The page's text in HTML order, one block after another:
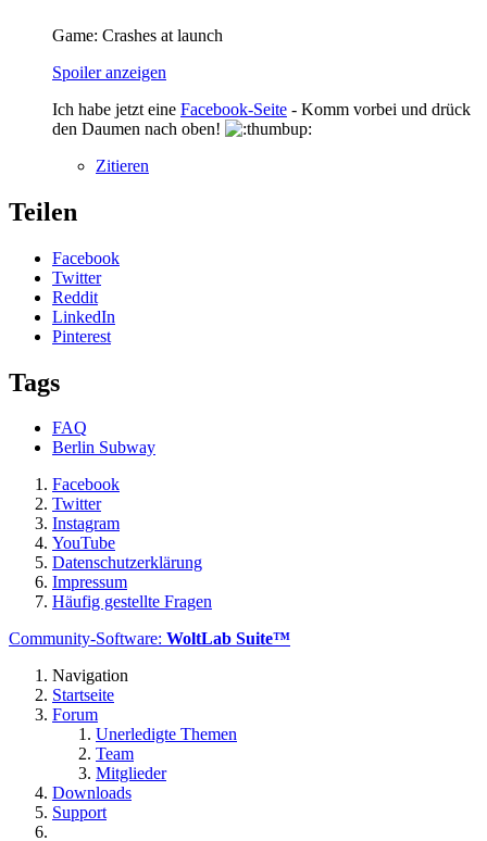
Game: Crashes at launch
Spoiler anzeigen
Ich habe jetzt eine Facebook-Seite - Komm vorbei und drück
den Daumen nach oben!
Zitieren
Teilen
Facebook
Twitter
Reddit
LinkedIn
Pinterest
Tags
FAQ
Berlin Subway
Facebook
Twitter
Instagram
YouTube
Datenschutzerklärung
Impressum
Häufig gestellte Fragen
Community-Software: WoltLab Suite™
Navigation
Startseite
Forum
Unerledigte Themen
Team
Mitglieder
Downloads
Support